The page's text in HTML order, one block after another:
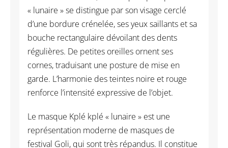
Côte
d'Ivoire
« lunaire » se distingue par son visage cerclé
d’une bordure crénelée, ses yeux saillants et sa
bouche rectangulaire dévoilant des dents
régulières. De petites oreilles ornent ses
cornes, traduisant une posture de mise en
garde. L’harmonie des teintes noire et rouge
renforce l’intensité expressive de l’objet.
Le masque Kplé kplé « lunaire » est une
représentation moderne de masques de
festival Goli, qui sont très répandus. Il constitue